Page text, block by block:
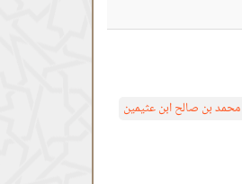
محمد بن صالح ابن عثيمين